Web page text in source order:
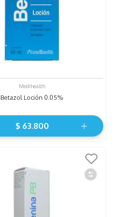
Medihealth
Betazol Loción 0.05%
$ 63.800